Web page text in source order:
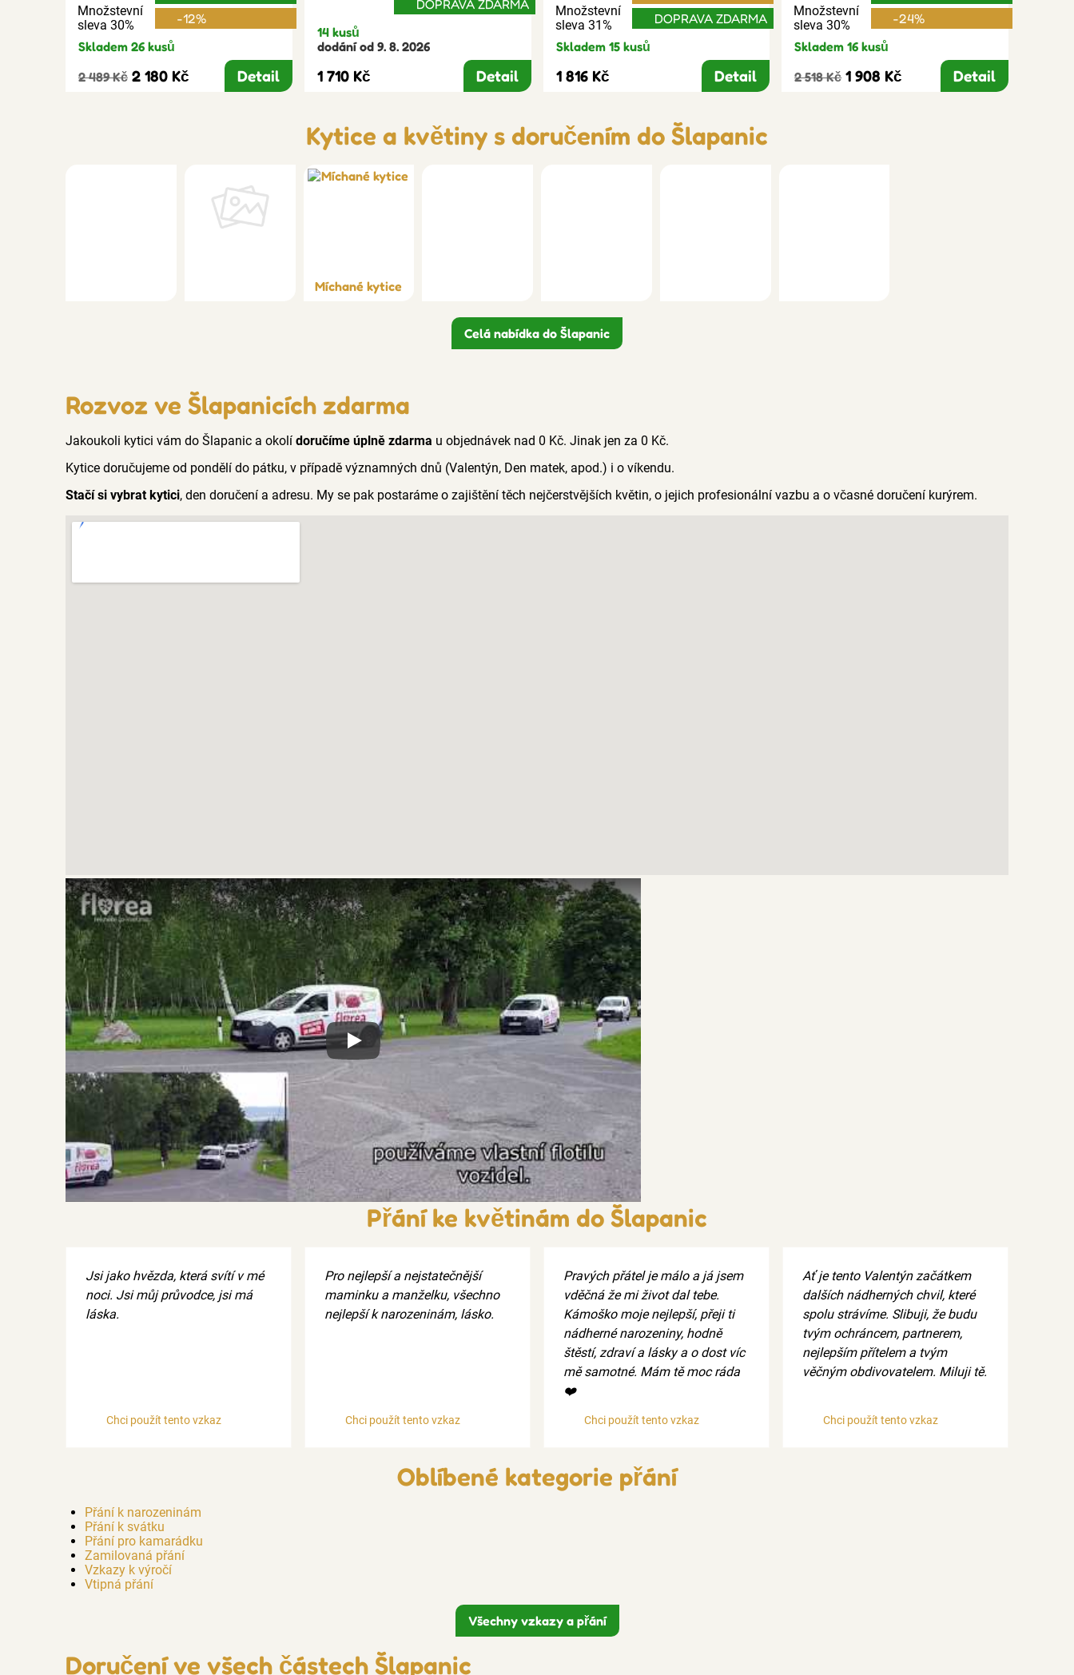
Množstevní
sleva 30%
-12%
Skladem 26 kusů
2 489 Kč 2 180 Kč Detail
DOPRAVA ZDARMA
14 kusů
dodání od 9. 8. 2026
1 710 Kč Detail
Množstevní
sleva 31%
DOPRAVA ZDARMA
Skladem 15 kusů
1 816 Kč Detail
Množstevní
sleva 30%
-24%
Skladem 16 kusů
2 518 Kč 1 908 Kč Detail
Kytice a květiny s doručením do Šlapanic
Míchané kytice
Celá nabídka do Šlapanic
Rozvoz ve Šlapanicích zdarma
Jakoukoli kytici vám do Šlapanic a okolí doručíme úplně zdarma u objednávek nad 0 Kč. Jinak jen za 0 Kč.
Kytice doručujeme od pondělí do pátku, v případě významných dnů (Valentýn, Den matek, apod.) i o víkendu.
Stačí si vybrat kytici, den doručení a adresu. My se pak postaráme o zajištění těch nejčerstvějších květin, o jejich profesionální vazbu a o včasné doručení kurýrem.
Xxx
Přání ke květinám do Šlapanic
Jsi jako hvězda, která svítí v mé
noci. Jsi můj průvodce, jsi má
láska.
Chci použít tento vzkaz
Pro nejlepší a nejstatečnější
maminku a manželku, všechno
nejlepší k narozeninám, lásko.
Chci použít tento vzkaz
Pravých přátel je málo a já jsem
vděčná že mi život dal tebe.
Kámoško moje nejlepší, přeji ti
nádherné narozeniny, hodně
štěstí, zdraví a lásky a o dost víc
mě samotné. Mám tě moc ráda
❤️
Chci použít tento vzkaz
Ať je tento Valentýn začátkem
dalších nádherných chvil, které
spolu strávíme. Slibuji, že budu
tvým ochráncem, partnerem,
nejlepším přítelem a tvým
věčným obdivovatelem. Miluji tě.
Chci použít tento vzkaz
Oblíbené kategorie přání
Přání k narozeninám
Přání k svátku
Přání pro kamarádku
Zamilovaná přání
Vzkazy k výročí
Vtipná přání
Všechny vzkazy a přání
Doručení ve všech částech Šlapanic